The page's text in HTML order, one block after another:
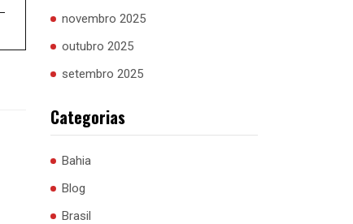
novembro 2025
outubro 2025
setembro 2025
Categorias
Bahia
Blog
Brasil